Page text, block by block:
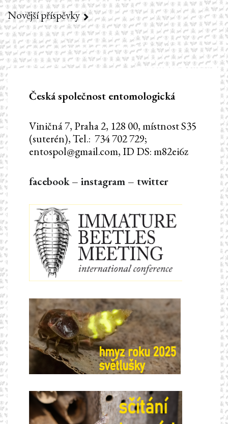
Navigace
pro
příspěvky
Novější příspěvky
Česká společnost entomologická
Viničná 7, Praha 2, 128 00, místnost S35
(suterén), Tel.: 734 702 729;
entospol@gmail.com, ID DS: m82ei6z
facebook– instagram – twitter